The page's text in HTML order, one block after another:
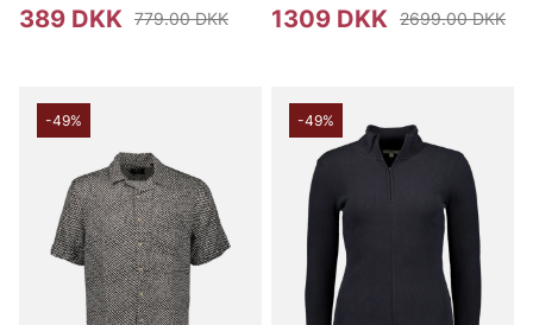
389 DKK 779.00 DKK 1309 DKK 2699.00 DKK
-49% -49%